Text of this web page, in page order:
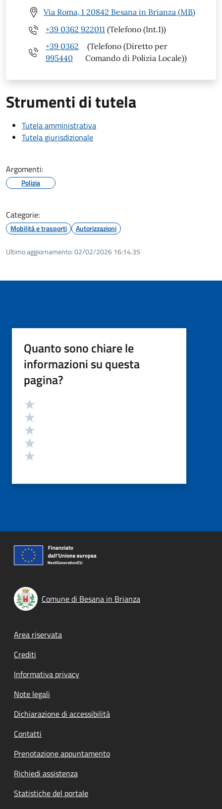
Via Roma, 1 20842 Besana in Brianza (MB)
+39 0362 922011 (Telefono (Int.1))
+39 0362
995440
(Telefono (Diretto per
Comando di Polizia Locale))
Strumenti di tutela
Tutela amministrativa
Tutela giurisdizionale
Argomenti:
Polizia
Categorie:
Mobilità e trasporti Autorizzazioni
Ultimo aggiornamento:02/02/2026 16:14.35
Quanto sono chiare le
informazioni su questa
pagina?
Valutazione
Comune di Besana in Brianza
Footer menu
Area riservata
Crediti
Informativa privacy
Note legali
Dichiarazione di accessibilità
Contatti
Prenotazione appuntamento
Richiedi assistenza
Statistiche del portale